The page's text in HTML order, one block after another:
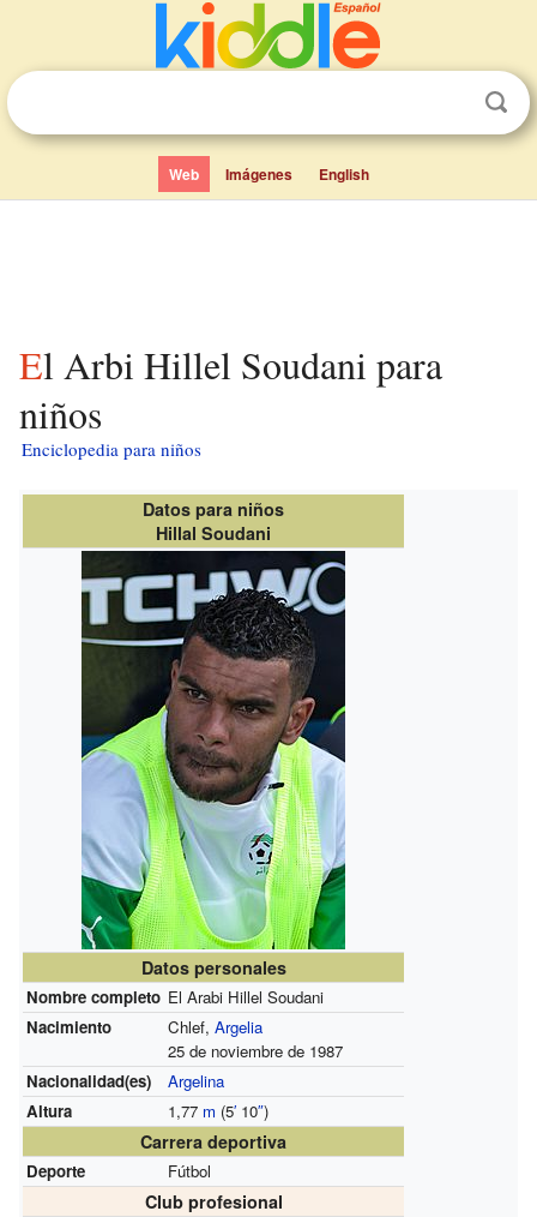
Web Imágenes English
El Arbi Hillel Soudani para
niños
Enciclopedia para niños
Datos para niños
Hillal Soudani
Datos personales
Nombre completo El Arabi Hillel Soudani
Nacimiento
Chlef, Argelia
25 de noviembre de 1987
Nacionalidad(es)
Argelina
Altura
1,77 m (5′10″)
Carrera deportiva
Deporte Fútbol
Club profesional